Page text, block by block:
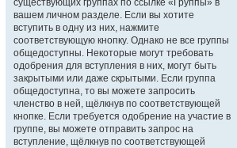
существующих группах по ссылке «Группы» в
вашем личном разделе. Если вы хотите
вступить в одну из них, нажмите
соответствующую кнопку. Однако не все группы
общедоступны. Некоторые могут требовать
одобрения для вступления в них, могут быть
закрытыми или даже скрытыми. Если группа
общедоступна, то вы можете запросить
членство в ней, щёлкнув по соответствующей
кнопке. Если требуется одобрение на участие в
группе, вы можете отправить запрос на
вступление, щёлкнув по соответствующей